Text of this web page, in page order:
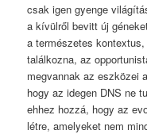
csak igen gyenge
a kívülről bevitt új
a természetes
találkozna, az
megvannak az eszközei
hogy az idegen DNS ne
ehhez hozzá, hogy az
létre, amelyeket nem